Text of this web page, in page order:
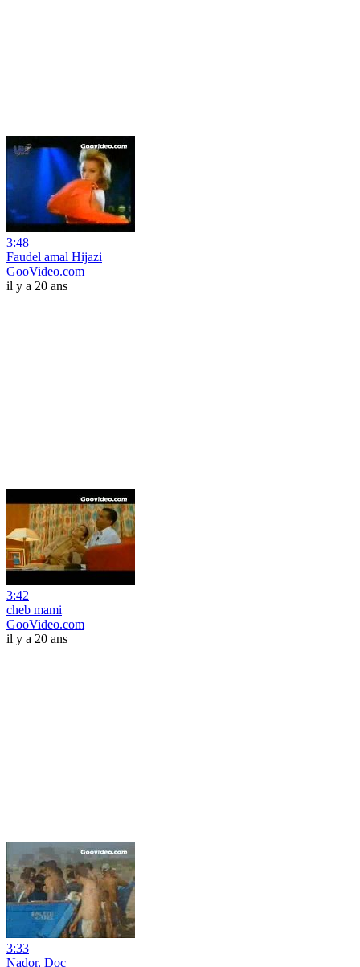
3:48
Faudel amal Hijazi
GooVideo.com
il y a 20 ans
3:42
cheb mami
GooVideo.com
il y a 20 ans
3:33
Nador, Doc